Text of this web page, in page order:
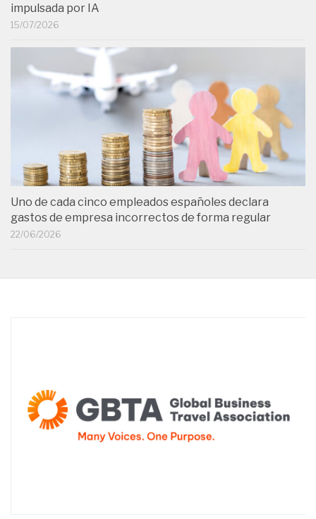
impulsada por IA
15/07/2026
Uno de cada cinco empleados españoles declara
gastos de empresa incorrectos de forma regular
22/06/2026